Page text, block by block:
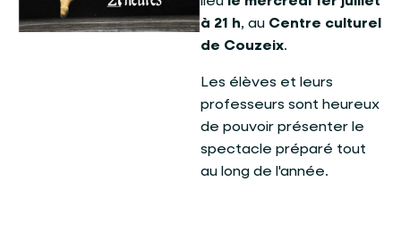
à 21 h, au Centre culturel
de Couzeix.
Les élèves et leurs
professeurs sont heureux
de pouvoir présenter le
spectacle préparé tout
au long de l'année.